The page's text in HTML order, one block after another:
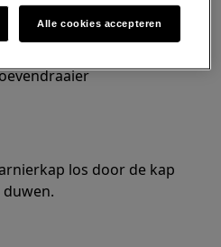
los door de kap
Alle cookies accepteren